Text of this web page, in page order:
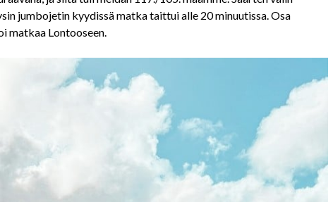
jumbojetin kyydissä matka taittui alle 20 minuutissa. Osa
matkaa Lontooseen.